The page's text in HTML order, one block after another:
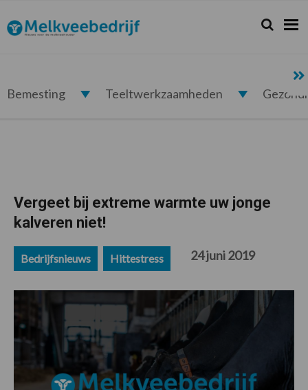
de
hoofdnavigatie
de
hoofd
de
eerste
de
voettekst
Melkveebedrijf.nl Zoeken...
Zoek
Bemesting Teeltwerkzaamheden
Vergeet bij extreme warmte uw jonge
kalveren niet!
Bedrijfsnieuws Hittestress 24 juni 2019